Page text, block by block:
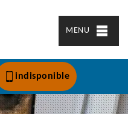
MENU
indisponible